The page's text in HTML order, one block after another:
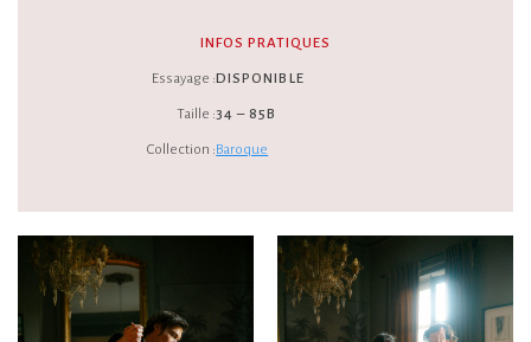
INFOS PRATIQUES
Essayage :
Taille :
Collection :
DISPONIBLE
34 – 85B
Baroque